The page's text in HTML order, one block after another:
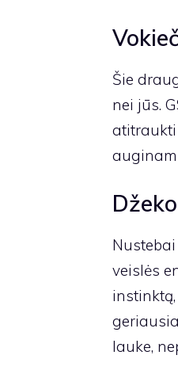
Šie
nei jūs.
atitraukti
veislės
lauke,